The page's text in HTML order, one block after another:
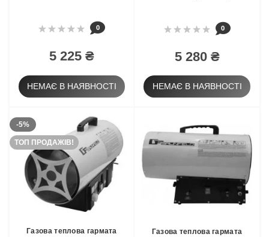
0
5 225 ₴
НЕМАЄ В НАЯВНОСТІ
0
5 280 ₴
НЕМАЄ В НАЯВНОСТІ
-5%
ТОП ПРОДАЖІВ!
Газова теплова гармата
Газова теплова гармата